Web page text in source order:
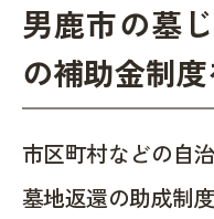
男鹿市の墓
の補助金制
市区町村などの自
墓地返還の助成制